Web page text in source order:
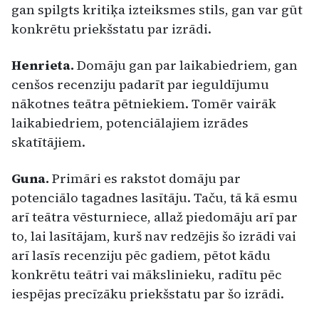
gan spilgts kritiķa izteiksmes stils, gan var gūt
konkrētu priekšstatu par izrādi.
Henrieta. Domāju gan par laikabiedriem, gan
cenšos recenziju padarīt par ieguldījumu
nākotnes teātra pētniekiem. Tomēr vairāk
laikabiedriem, potenciālajiem izrādes
skatītājiem.
Guna. Primāri es rakstot domāju par
potenciālo tagadnes lasītāju. Taču, tā kā esmu
arī teātra vēsturniece, allaž piedomāju arī par
to, lai lasītājam, kurš nav redzējis šo izrādi vai
arī lasīs recenziju pēc gadiem, pētot kādu
konkrētu teātri vai mākslinieku, radītu pēc
iespējas precīzāku priekšstatu par šo izrādi.